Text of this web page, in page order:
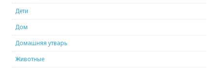
Дети
Дом
Домашняя утварь
Животные